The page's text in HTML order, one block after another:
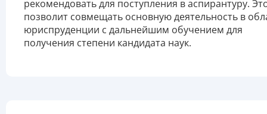
рекомендовать для поступления в аспирантуру.
позволит совмещать основную деятельность в
юриспруденции с дальнейшим обучением для
получения степени кандидата наук.